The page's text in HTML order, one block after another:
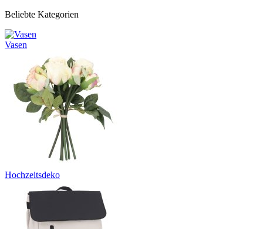
Beliebte Kategorien
Vasen
Hochzeitsdeko